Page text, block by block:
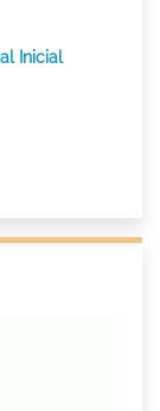
Inicial